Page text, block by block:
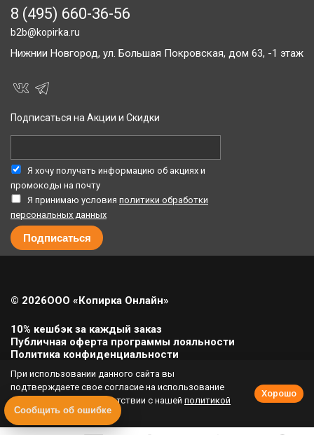
8 (495) 660-36-56
b2b@kopirka.ru
Нижнии Новгород, ул. Большая Покровская, дом 63, -1 этаж
Подписаться на Акции и Скидки
Я хочу получать информацию об акциях и
промокоды на почту
Я принимаю условия политики обработки
персональных данных
© 2026ООО «Копирка Онлайн»
10% кешбэк за каждый заказ
Публичная оферта программы лояльности
Политика конфиденциальности
Урегулирование претензий
Полная версия сайта
При использовании данного сайта вы
подтверждаете свое согласие на использование
cookie-файлов в соответствии с нашей политикой
приватности.
Хорошо
Сообщить об ошибке